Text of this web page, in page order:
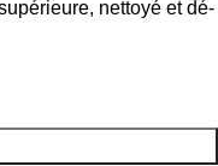
nettoyé et dé-